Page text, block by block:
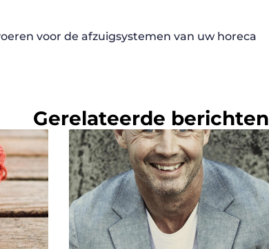
voor de afzuigsystemen van uw horeca
Gerelateerde berichten